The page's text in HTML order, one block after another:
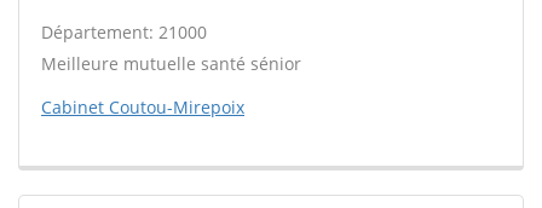
Département: 21000
Meilleure mutuelle santé sénior
Cabinet Coutou-Mirepoix